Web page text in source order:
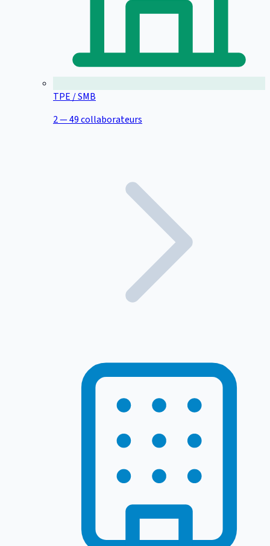
TPE / SMB
2 — 49 collaborateurs